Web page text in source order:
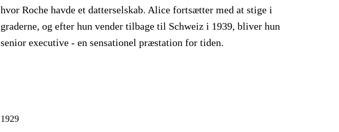
hvor Roche havde et datterselskab. Alice fortsætter med at stige i
graderne, og efter hun vender tilbage til Schweiz i 1939, bliver hun
senior executive - en sensationel præstation for tiden.
1929